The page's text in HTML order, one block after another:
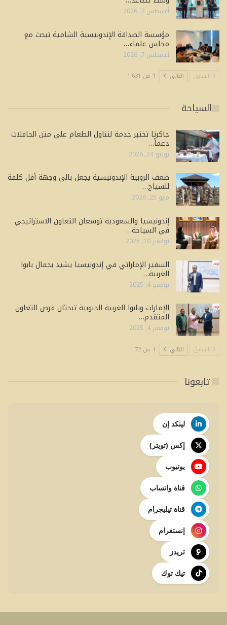
أغسطس 7, 2026
مؤسسة الصداقة الإندونيسية الشامية تبحث مع
مجلس علماء…
أغسطس 7, 2026
السابق التالي 1 من 1٬631
السياحة
جاكرتا تختبر خدمة لتناول الطعام على متن الحافلات
دعماً…
يوليو 24, 2026
ضعف الروبية الإندونيسية يجعل بالي وجهة أقل كلفة
للسياح…
مايو 25, 2026
إندونيسيا والسعودية توسعان التعاون الاستراتيجي
في السياحة…
نوفمبر 10, 2025
السفير الإماراتي في إندونيسيا يشيد بجمال بابوا
الغربية…
نوفمبر 4, 2025
الإمارات وبابوا الغربية الجنوبية تبحثان فرص التعاون
المتقدم…
نوفمبر 4, 2025
السابق التالي 1 من 72
تابعونا
لينكد إن
إكس (تويتر)
يوتيوب
قناة واتساب
قناة تيليجرام
إنستغرام
ثريدز
تيك توك